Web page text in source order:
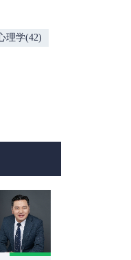
理学(42)